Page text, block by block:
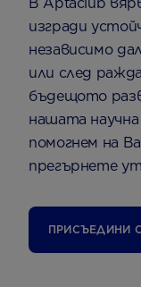
изгради
независимо
или след
бъдещото
нашата
помогнем на
прегърнете
ПРИСЪЕДИНИ